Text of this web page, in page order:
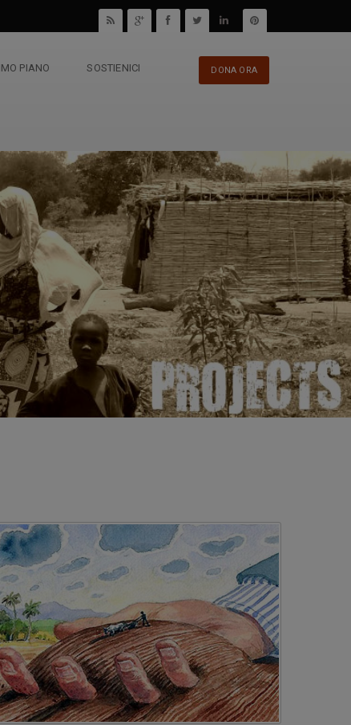
DONA ORA
PIANO SOSTIENICI